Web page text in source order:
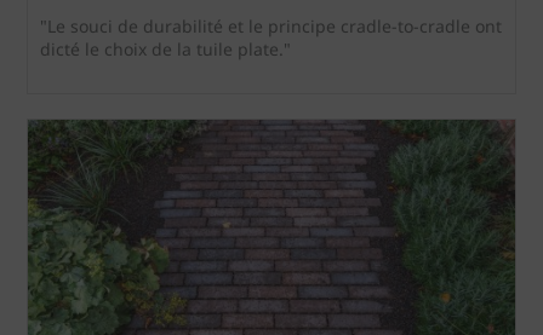
"Le souci de durabilité et le principe cradle-to-cradle ont
dicté le choix de la tuile plate."